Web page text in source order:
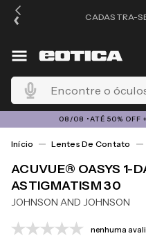
CADASTRA-
Encontre o óculos
08/08 •ATÉ 50% OFF
Lentes De Contato
ACUVUE® OASYS 1-
ASTIGMATISM 30
JOHNSON AND JOHNSON
nenhuma